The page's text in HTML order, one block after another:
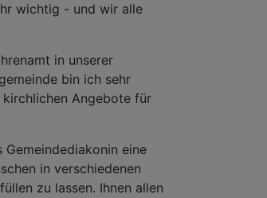
wichtig - und wir alle
in unserer
bin ich sehr
Angebote für
eine
in verschiedenen
zu lassen. Ihnen allen